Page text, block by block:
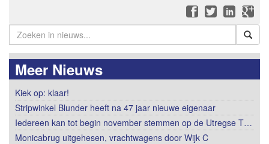
Meer Nieuws
Kiek op: klaar!
Stripwinkel Blunder heeft na 47 jaar nieuwe eigenaar
Iedereen kan tot begin november stemmen op de Utregse T…
Monicabrug uitgehesen, vrachtwagens door Wijk C